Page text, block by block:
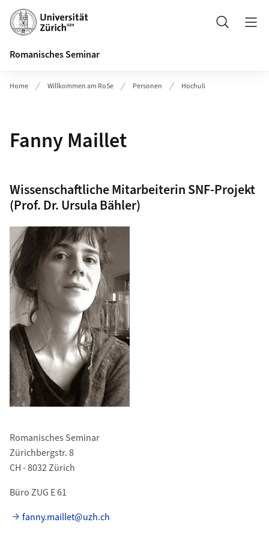
Header
Suche
Romanisches Seminar
Home Willkommen am RoSe Personen Hochuli
Fanny Maillet
Wissenschaftliche Mitarbeiterin SNF-Projekt
(Prof. Dr. Ursula Bähler)
Romanisches Seminar
Zürichbergstr. 8
CH - 8032 Zürich
Büro ZUG E 61
fanny.maillet@uzh.ch